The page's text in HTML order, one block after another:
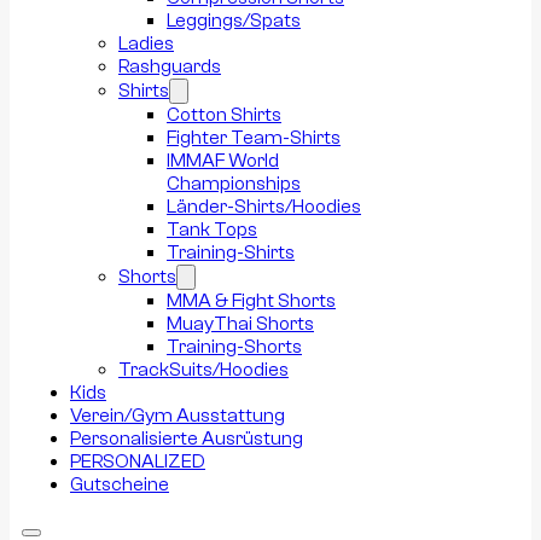
Leggings/Spats
Ladies
Rashguards
Shirts
Cotton Shirts
Fighter Team-Shirts
IMMAF World
Championships
Länder-Shirts/Hoodies
Tank Tops
Training-Shirts
Shorts
MMA & Fight Shorts
MuayThai Shorts
Training-Shorts
TrackSuits/Hoodies
Kids
Verein/Gym Ausstattung
Personalisierte Ausrüstung
PERSONALIZED
Gutscheine